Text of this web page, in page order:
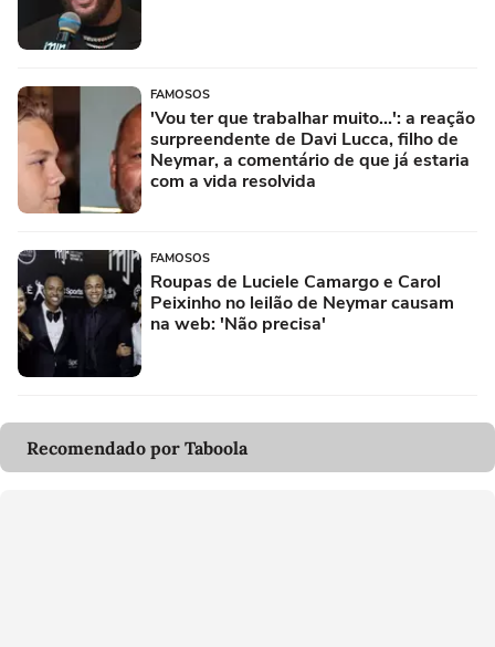
FAMOSOS
'Vou ter que trabalhar muito...': a reação
surpreendente de Davi Lucca, filho de
Neymar, a comentário de que já estaria
com a vida resolvida
FAMOSOS
Roupas de Luciele Camargo e Carol
Peixinho no leilão de Neymar causam
na web: 'Não precisa'
Recomendado por Taboola